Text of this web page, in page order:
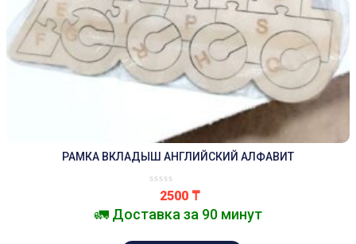
РАМКА ВКЛАДЫШ АНГЛИЙСКИЙ АЛФАВИТ
2500 ₸
🚛 Доставка за 90 минут